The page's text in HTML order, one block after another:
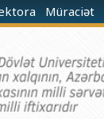
Müraciət